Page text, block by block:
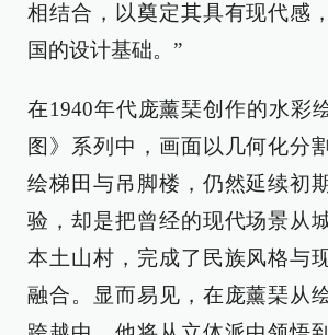
相结合，以奠定其具有现代感
国的设计基础。”
在1940年代庞薰琹创作的水彩
图》系列中，画面以几何化分
绘梯田与吊脚楼，仍然延续初
验，却是把曾经的现代场景从
本土山村，完成了民族风格与
融合。显而易见，在庞薰琹从